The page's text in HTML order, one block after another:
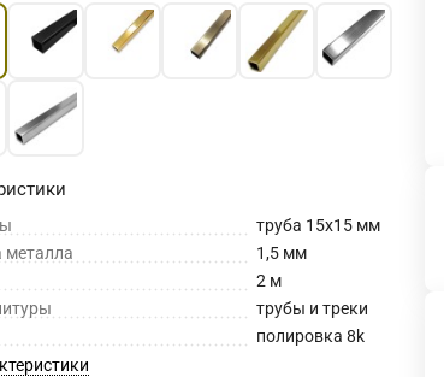
труба 15х15 мм
металла
1,5 мм
2 м
трубы и треки
полировка 8k